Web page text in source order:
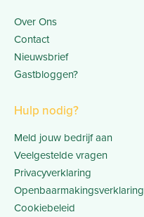
Over Ons
Contact
Nieuwsbrief
Gastbloggen?
Hulp nodig?
Meld jouw bedrijf aan
Veelgestelde vragen
Privacyverklaring
Openbaarmakingsverklaring
Cookiebeleid